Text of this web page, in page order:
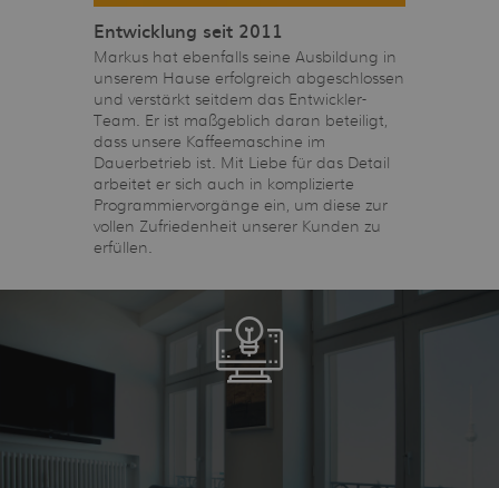
Entwicklung seit 2011
Markus hat ebenfalls seine Ausbildung in
unserem Hause erfolgreich abgeschlossen
und verstärkt seitdem das Entwickler-
Team. Er ist maßgeblich daran beteiligt,
dass unsere Kaffeemaschine im
Dauerbetrieb ist. Mit Liebe für das Detail
arbeitet er sich auch in komplizierte
Programmiervorgänge ein, um diese zur
vollen Zufriedenheit unserer Kunden zu
erfüllen.